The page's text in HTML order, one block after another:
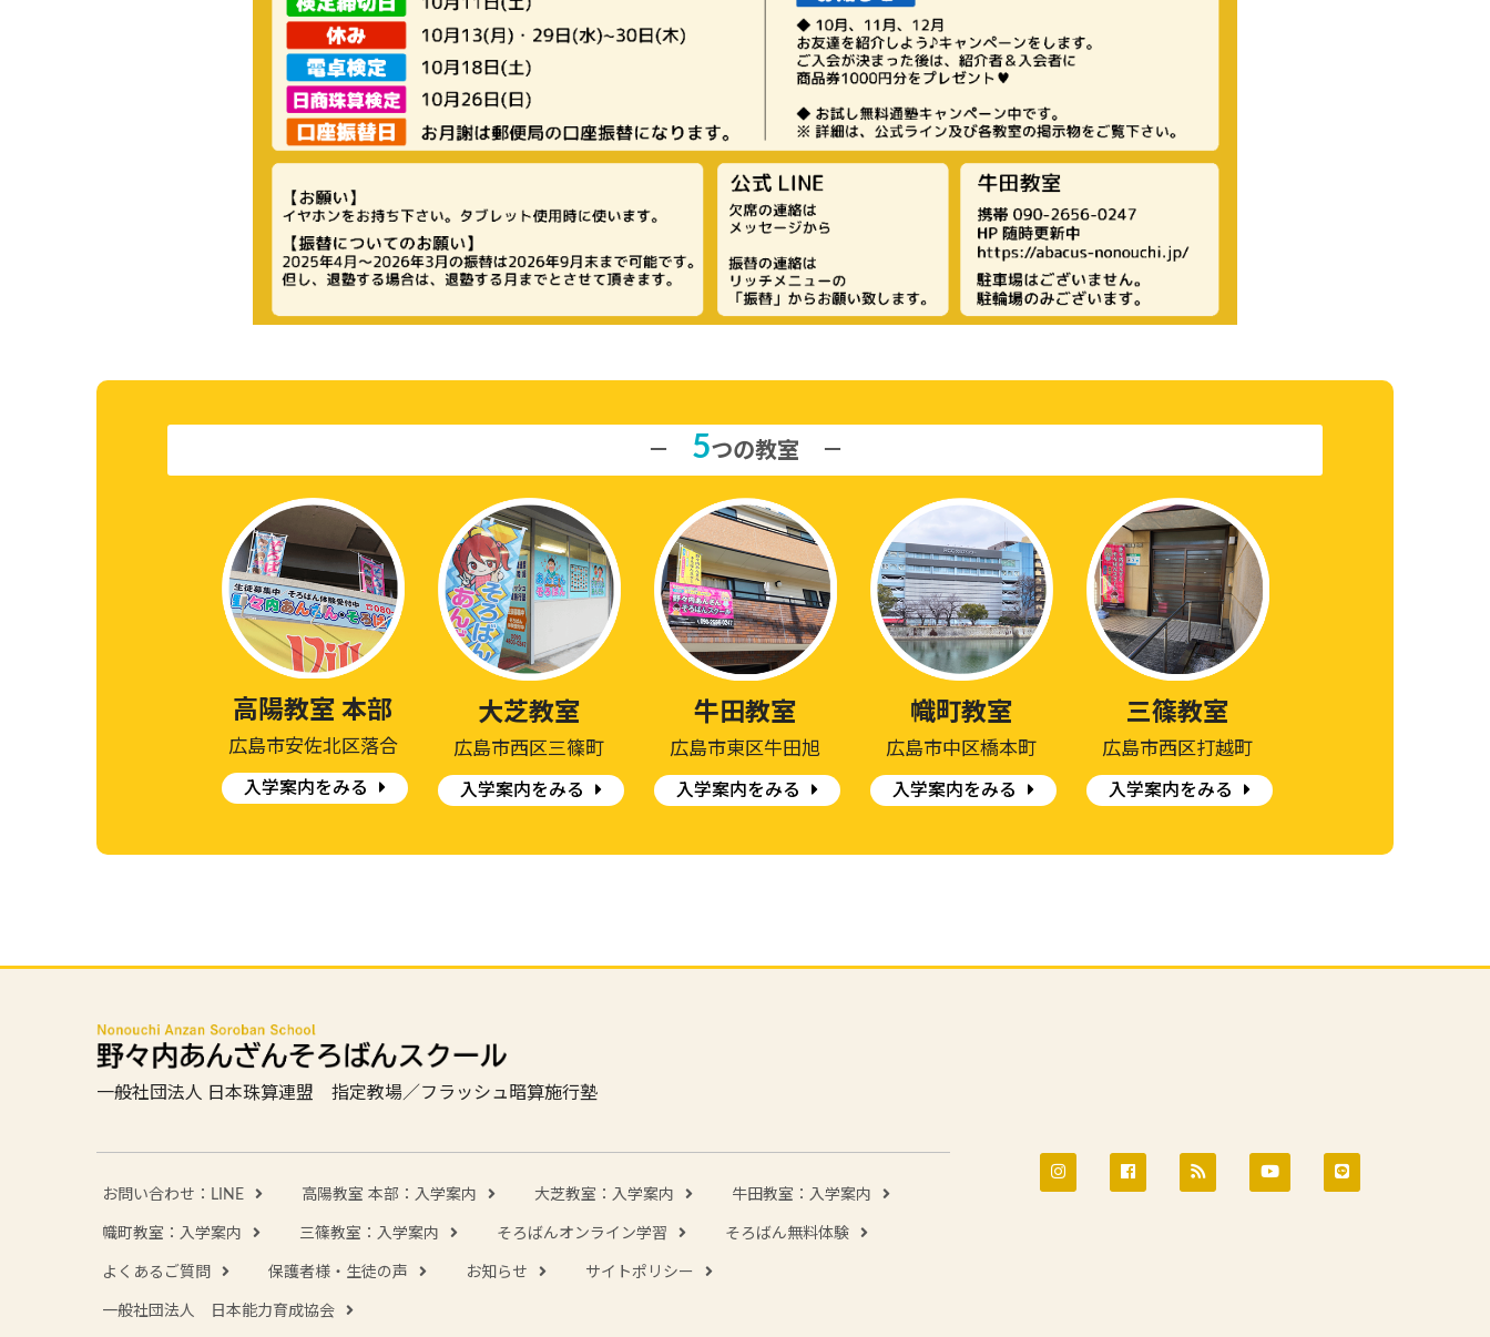
－ 5つの教室 －
高陽教室 本部
広島市安佐北区落合
入学案内をみる
大芝教室
広島市西区三篠町
入学案内をみる
牛田教室
広島市東区牛田旭
入学案内をみる
幟町教室
広島市中区橋本町
入学案内をみる
三篠教室
広島市西区打越町
入学案内をみる
一般社団法人 日本珠算連盟 指定教場／ フラッシュ暗算施行塾
お問い合わせ：LINE 高陽教室 本部：入学案内 大芝教室：入学案内 牛田教室：入学案内
幟町教室：入学案内 三篠教室：入学案内 そろばんオンライン学習 そろばん無料体験
よくあるご質問 保護者様・生徒の声 お知らせ サイトポリシー
一般社団法人 日本能力育成協会